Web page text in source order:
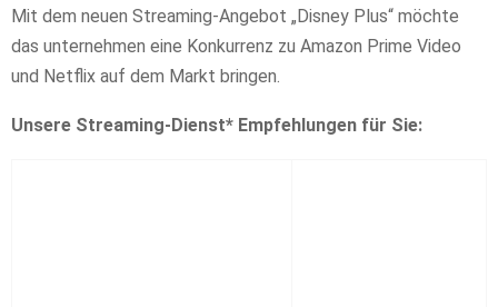
Mit dem neuen Streaming-Angebot „Disney Plus“ möchte
das unternehmen eine Konkurrenz zu Amazon Prime Video
und Netflix auf dem Markt bringen.
Unsere Streaming-Dienst* Empfehlungen für Sie: